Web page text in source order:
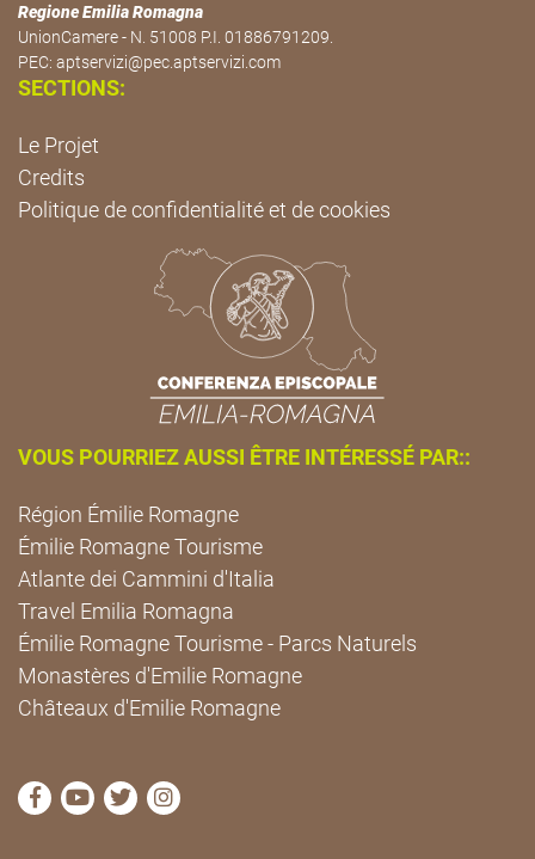
Regione Emilia Romagna
UnionCamere - N. 51008 P.I. 01886791209.
PEC: aptservizi@pec.aptservizi.com
SECTIONS:
Le Projet
Credits
Politique de confidentialité et de cookies
VOUS POURRIEZ AUSSI ÊTRE INTÉRESSÉ PAR::
Région Émilie Romagne
Émilie Romagne Tourisme
Atlante dei Cammini d'Italia
Travel Emilia Romagna
Émilie Romagne Tourisme - Parcs Naturels
Monastères d'Emilie Romagne
Châteaux d'Emilie Romagne
Visitez la page Facebook de Cammini Emilia-
Visitez la page YouTube de Cammini Emilia-
Visitez la page Twitter de Cammini Emilia-
Visitez la page Instagram de Cammini